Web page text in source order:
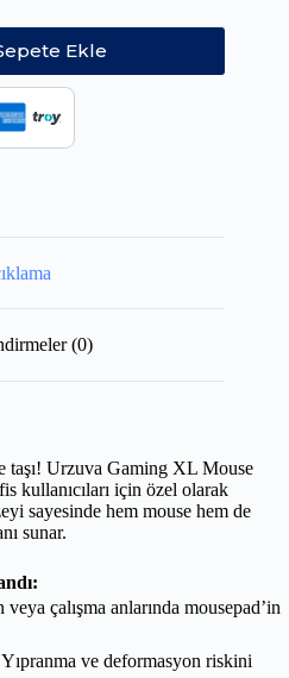
Ekle
(0)
taşı! Urzuva Gaming XL Mouse
kullanıcıları için özel olarak
sayesinde hem mouse hem de
sunar.
çalışma anlarında mousepad’in
Yıpranma ve deformasyon riskini